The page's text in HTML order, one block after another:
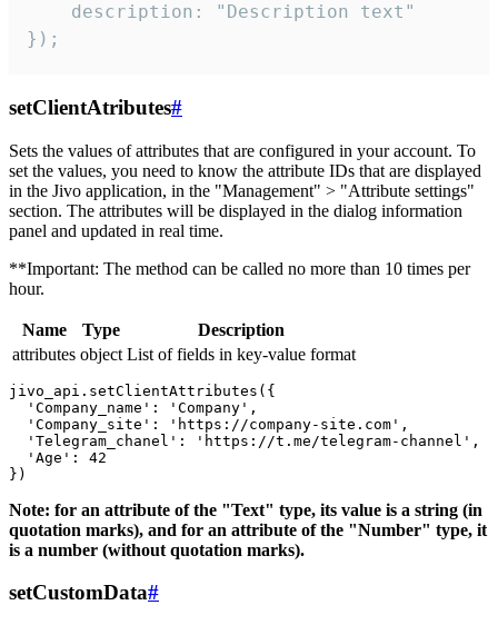
    description: "Description text"
});
setClientAtributes#
Sets the values ​​of attributes that are configured in your account. To
set the values, you need to know the attribute IDs that are displayed
in the Jivo application, in the "Management" > "Attribute settings"
section. The attributes will be displayed in the dialog information
panel and updated in real time.
**Important: The method can be called no more than 10 times per
hour.
Name Type
Description
attributes object List of fields in key-value format
jivo_api.setClientAttributes({
  'Company_name': 'Company',
  'Company_site': 'https://company-site.com',
  'Telegram_chanel': 'https://t.me/telegram-channel',
  'Age': 42
Note: for an attribute of the "Text" type, its value is a string (in
quotation marks), and for an attribute of the "Number" type, it
is a number (without quotation marks).
setCustomData#